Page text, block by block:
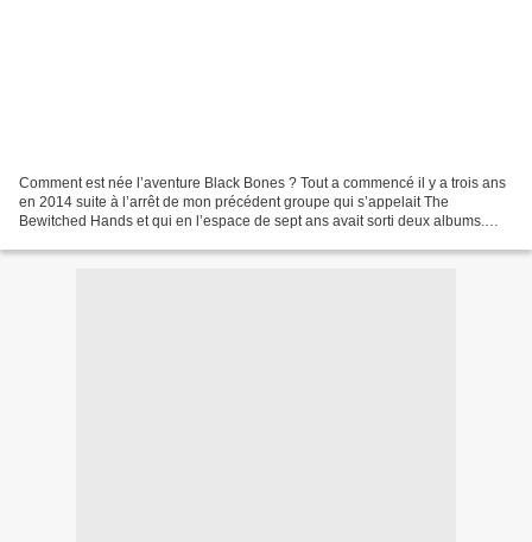
Comment est née l’aventure Black Bones ? Tout a commencé il y a trois ans
en 2014 suite à l’arrêt de mon précédent groupe qui s’appelait The
Bewitched Hands et qui en l’espace de sept ans avait sorti deux albums.